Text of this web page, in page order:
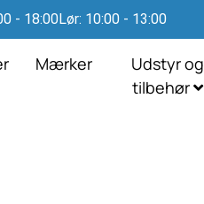
- 18:00Lør: 10:00 - 13:00
Mærker
Udstyr og
tilbehør